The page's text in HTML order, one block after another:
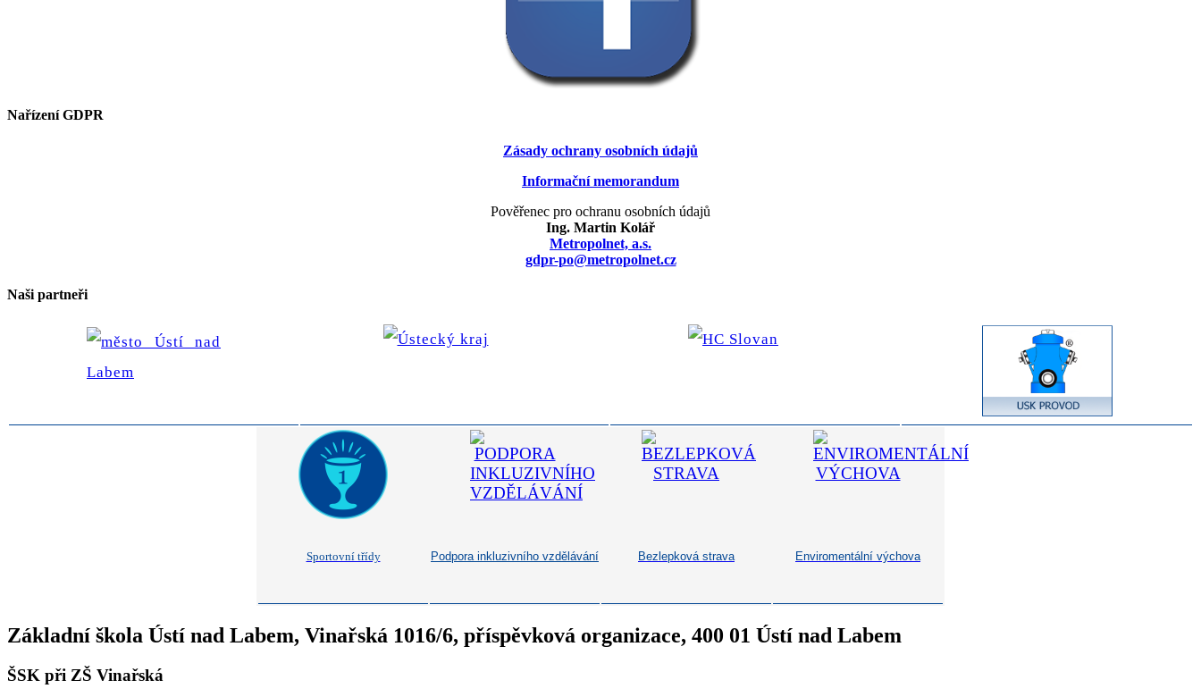
Nařízení GDPR
Zásady ochrany osobních údajů
Informační memorandum
Pověřenec pro ochranu osobních údajů
Ing. Martin Kolář
Metropolnet, a.s.
gdpr-po@metropolnet.cz
Naši partneři
Sportovní třídy Podpora inkluzivního vzdělávání Bezlepková strava Enviromentální výchova
Základní škola Ústí nad Labem, Vinařská 1016/6, příspěvková organizace, 400 01 Ústí nad Labem
ŠSK při ZŠ Vinařská